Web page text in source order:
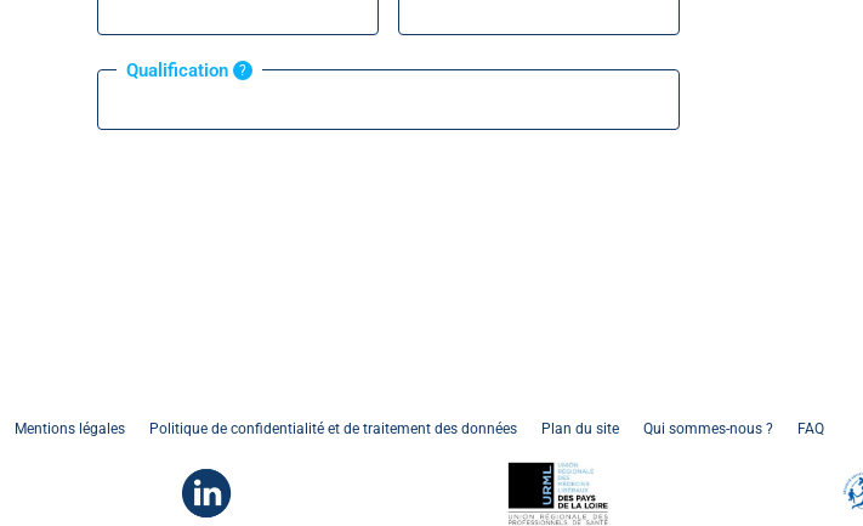
Qualification ?
Mentions légales Politique de confidentialité et de traitement des données Plan du site Qui sommes-nous ? FAQ